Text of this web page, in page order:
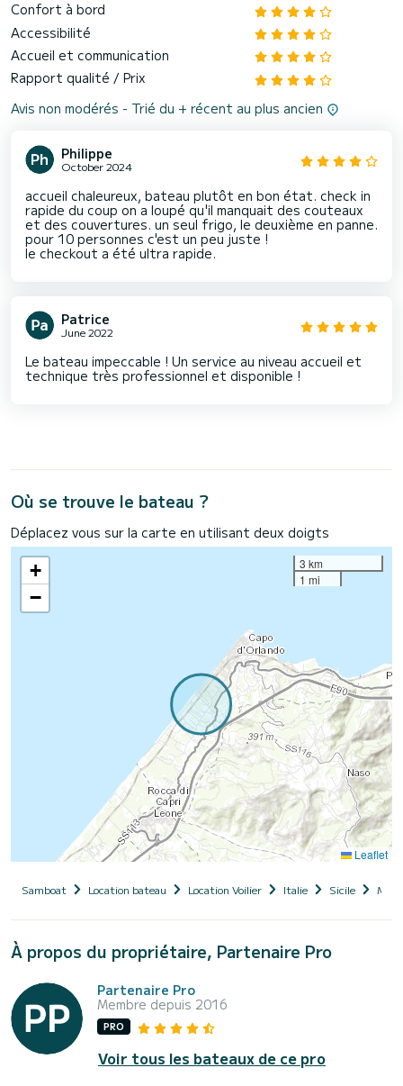
Confort à bord
Accessibilité
Accueil et communication
Rapport qualité / Prix
Avis non modérés - Trié du + récent au plus ancien
Philippe
October 2024
accueil chaleureux, bateau plutôt en bon état. check in
rapide du coup on a loupé qu'il manquait des couteaux
et des couvertures. un seul frigo, le deuxième en panne.
pour 10 personnes c'est un peu juste !
Patrice
June 2022
Le bateau impeccable ! Un service au niveau accueil et
technique très professionnel et disponible !
Où se trouve le bateau ?
Déplacez vous sur la carte en utilisant deux doigts
+
−
3 km
1 mi
Leaflet
Samboat Location bateau Location Voilier Italie Sicile
À propos du propriétaire, Partenaire Pro
Partenaire Pro
Membre depuis 2016
PRO
Voir tous les bateaux de ce pro